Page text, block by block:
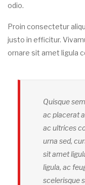
odio.
Proin consectetur
justo in efficitur.
ornare sit amet ligula
Quisque
ac placerat
ac ultrices
urna sed,
sit amet
ligula, ac
scelerisque